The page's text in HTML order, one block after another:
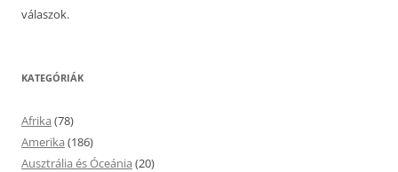
válaszok.
KATEGÓRIÁK
Afrika (78)
Amerika (186)
Ausztrália és Óceánia (20)